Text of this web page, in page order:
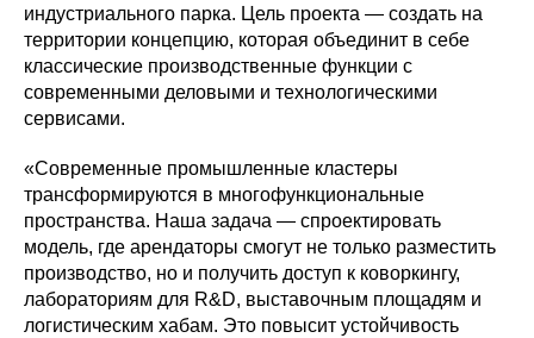
индустриального парка. Цель проекта — создать на
территории концепцию, которая объединит в себе
классические производственные функции с
современными деловыми и технологическими
сервисами.
«Современные промышленные кластеры
трансформируются в многофункциональные
пространства. Наша задача — спроектировать
модель, где арендаторы смогут не только разместить
производство, но и получить доступ к коворкингу,
лабораториям для R&D, выставочным площадям и
логистическим хабам. Это повысит устойчивость